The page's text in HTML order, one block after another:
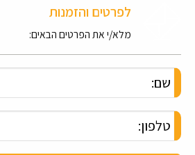
לפרטים והזמנות
מלא/י את הפרטים הבאים: